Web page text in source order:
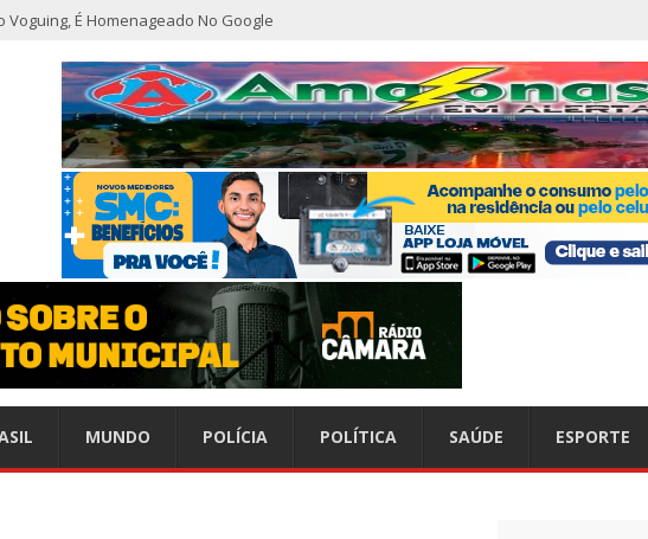
Voguing, É Homenageado No Google
em sete meses após inflação recuar
alerta para baixas coberturas vacinais
seguem inoperantes em razão de falha complexa na Oi
de transformador de poste em Manaus
do SBT após defecar no chão do camarim
MUNDO POLÍCIA POLÍTICA SAÚDE ESPORTE